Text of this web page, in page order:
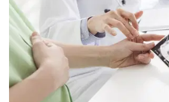
Protectii utile
Poarta siguranta copii
Deflectoare pentru aer conditionat
Protectii exterior
Casti antifonice pentru copii si
bebelusi